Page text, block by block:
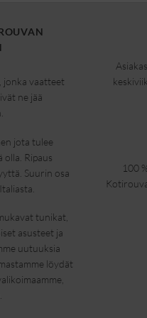
jonka vaatteet
ne jää
jota tulee
olla. Ripaus
Suurin osa
tunikat,
asusteet ja
uutuuksia
löydät
100